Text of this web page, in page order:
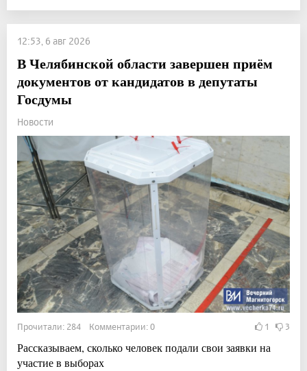
12:53, 6 авг 2026
В Челябинской области завершен приём
документов от кандидатов в депутаты
Госдумы
Новости
Прочитали: 284 Комментарии: 0 1 3
Рассказываем, сколько человек подали свои заявки на
участие в выборах